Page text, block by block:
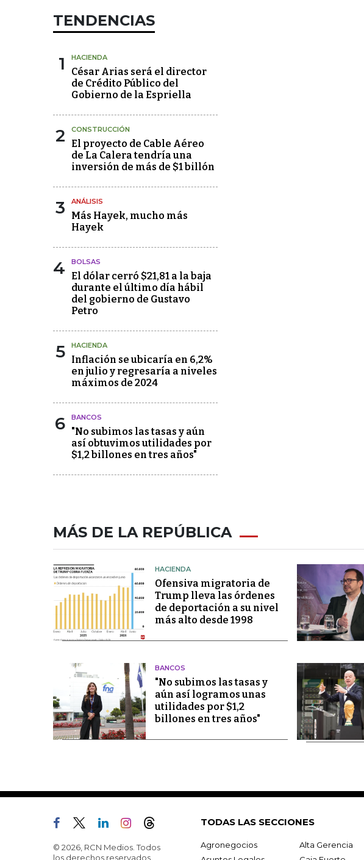
TENDENCIAS
1 HACIENDA
César Arias será el director
de Crédito Público del
Gobierno de la Espriella
2 CONSTRUCCIÓN
El proyecto de Cable Aéreo
de La Calera tendría una
inversión de más de $1 billón
3 ANÁLISIS
Más Hayek, mucho más
Hayek
4 BOLSAS
El dólar cerró $21,81 a la baja
durante el último día hábil
del gobierno de Gustavo
Petro
5 HACIENDA
Inflación se ubicaría en 6,2%
en julio y regresaría a niveles
máximos de 2024
6 BANCOS
"No subimos las tasas y aún
así obtuvimos utilidades por
$1,2 billones en tres años"
MÁS DE LA REPÚBLICA
HACIENDA
Ofensiva migratoria de
Trump lleva las órdenes
de deportación a su nivel
más alto desde 1998
BANCOS
"No subimos las tasas y
aún así logramos unas
utilidades por $1,2
billones en tres años"
© 2026, RCN Medios. Todos
los derechos reservados.
TODAS LAS SECCIONES
Agronegocios Alta Gerencia